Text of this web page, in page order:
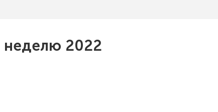
неделю 2022